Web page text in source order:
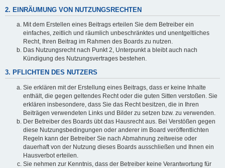
2. EINRÄUMUNG VON NUTZUNGSRECHTEN
Mit dem Erstellen eines Beitrags erteilen Sie dem Betreiber ein
einfaches, zeitlich und räumlich unbeschränktes und unentgeltliches
Recht, Ihren Beitrag im Rahmen des Boards zu nutzen.
Das Nutzungsrecht nach Punkt 2, Unterpunkt a bleibt auch nach
Kündigung des Nutzungsvertrages bestehen.
3. PFLICHTEN DES NUTZERS
Sie erklären mit der Erstellung eines Beitrags, dass er keine Inhalte
enthält, die gegen geltendes Recht oder die guten Sitten verstoßen. Sie
erklären insbesondere, dass Sie das Recht besitzen, die in Ihren
Beiträgen verwendeten Links und Bilder zu setzen bzw. zu verwenden.
Der Betreiber des Boards übt das Hausrecht aus. Bei Verstößen gegen
diese Nutzungsbedingungen oder anderer im Board veröffentlichten
Regeln kann der Betreiber Sie nach Abmahnung zeitweise oder
dauerhaft von der Nutzung dieses Boards ausschließen und Ihnen ein
Hausverbot erteilen.
Sie nehmen zur Kenntnis, dass der Betreiber keine Verantwortung für